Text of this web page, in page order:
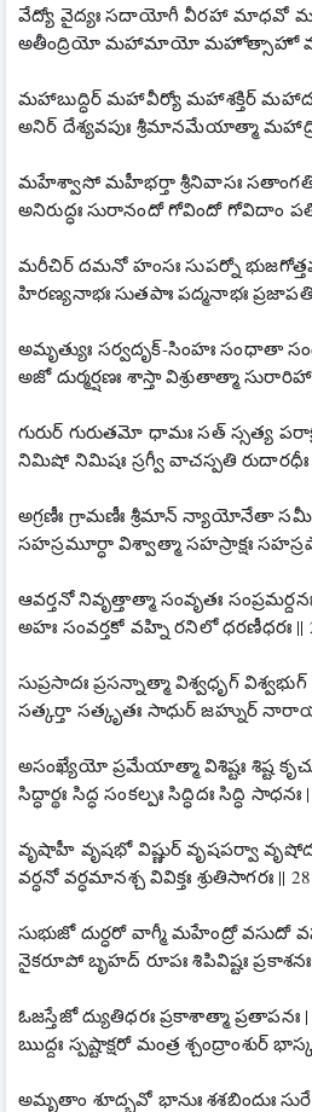
వేద్యో వైద్యః సదాయోగీ వీరహా మాధవో
అతీంద్రియో మహామాయో మహోత్సాహో
మహాబుద్ధిర్ మహావీర్యో మహాశక్తిర్
అనిర్ దేశ్యవపుః శ్రీమానమేయాత్మా మహాద్రి
మహేశ్వాసో మహీభర్తా శ్రీనివాసః
అనిరుద్ధః సురానందో గోవిందో గోవిదాం
మరీచిర్ దమనో హంసః సుపర్నో
హిరణ్యనాభః సుతపాః పద్మనాభః ప్రజాపతిః
అమృత్యుః సర్వదృక్-సింహః సంధాతా
అజో దుర్మర్షణః శాస్తా విశ్రుతాత్మా సురారిహా
గురుర్ గురుతమో ధామః సత్ స్సత్య
నిమిషో నిమిషః స్రగ్వీ వాచస్పతి రుదారధీః
అగ్రణీః గ్రామణీః శ్రీమాన్ న్యాయోనేతా
సహస్రమూర్ధా విశ్వాత్మా సహస్రాక్షః
ఆవర్తనో నివృత్తాత్మా సంవృతః
అహః సంవర్తకో వహ్ని రనిలో ధరణీధరః ||
సుప్రసాదః ప్రసన్నాత్మా విశ్వధృగ్ విశ్వభుగ్
సత్కర్తా సత్కృతః సాధుర్ జహ్నుర్
అసంఖ్యేయో ప్రమేయాత్మా విశిష్టః శిష్ట
సిద్ధార్థః సిద్ధ సంకల్పః సిద్ధిదః సిద్ధి సాధనః
వృషాహీ వృషభో విష్ణుర్ వృషపర్వా
వర్ధనో వర్ధమానశ్చ వివిక్తః శ్రుతిసాగరః || 28
సుభుజో దుర్ధరో వాగ్మీ మహేంద్రో వసుదో
నైకరూపో బృహద్ రూపః శిపివిష్టః ప్రకాశనః
ఓజస్తేజో ద్యుతిధరః ప్రకాశాత్మా ప్రతాపనః |
ఋద్దః స్పష్టాక్షరో మంత్ర శ్చంద్రాంశుర్
అమృతాం శూద్భవో భానుః శశబిందుః